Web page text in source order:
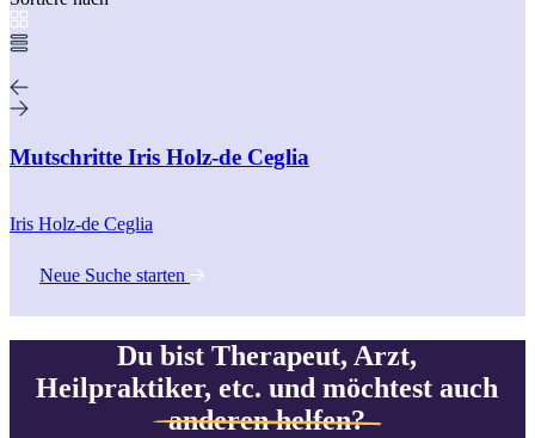
Mutschritte Iris Holz-de Ceglia
Iris Holz-de Ceglia
Neue Suche starten
Du bist Therapeut, Arzt,
Heilpraktiker, etc. und möchtest auch
anderen helfen?